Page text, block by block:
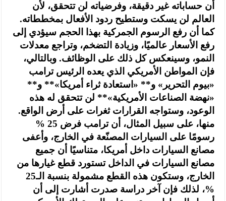
أن حساباته غير دقيقة، وفرضياته لن تتحقق، لأن
العالم لن يسكت وستطيح ردود الأفعال بمخططاته.
كما أن رفع الرسوم الجمركية بهذا الحجم سيؤدي إلى
رفع الأسعار عالميًا، وزيادة التضخم، وتراجع معدلات
النمو، وسينعكس كل ذلك على الوظائف. وبالتالي،
فإن المواطن الأمريكي الذي يعده الرئيس ترامب
«بيوم التحرير» و** «استعادة ثراء أمريكا»** و**
«نهضة الصناعات الأمريكية»** لن تتحقق له هذه
الوعود، وستواجه القرارات ثغرات على أرض الواقع.
منها، على سبيل المثال، أن ترامب فرض 25 %
رسومًا على السيارات المصنّعة في الخارج، وأعفى
مصانع السيارات داخل أمريكا، متناسيًا أن جميع
مصانع السيارات في الداخل تستورد قطع غيارها من
الخارج، وستكون هذه القطع مشمولة بنسبة الـ25
%، لذلك فإن آخر دراسة صدرت أشارت إلى أن